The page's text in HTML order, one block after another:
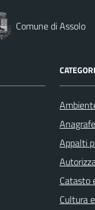
Comune di Assolo
Appalti
Catasto
Cultura